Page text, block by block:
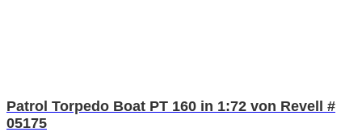
Patrol Torpedo Boat PT 160 in 1:72 von Revell #
05175